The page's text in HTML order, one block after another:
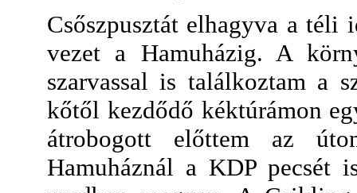
Csőszpusztát elhagyva a téli
vezet a Hamuházig. A
szarvassal is találkoztam a
kőtől kezdődő kéktúrámon
átrobogott előttem az
Hamuháznál a KDP pecsét